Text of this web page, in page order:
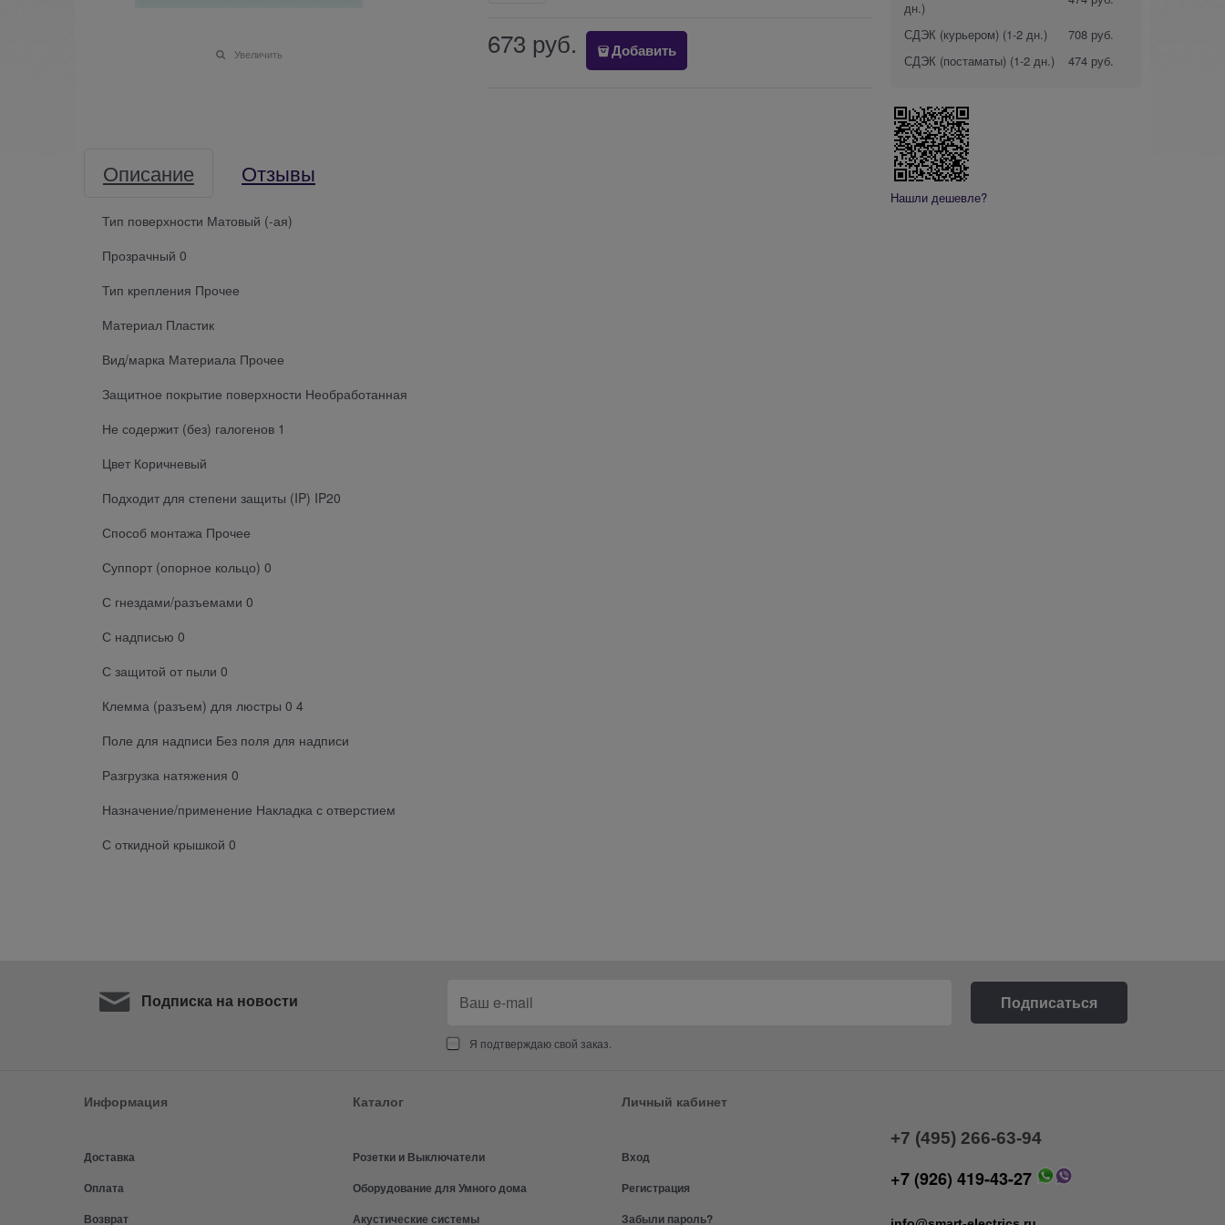
Увеличить 673 руб. Добавить
Описание Отзывы
Тип поверхности Матовый (-ая)
Прозрачный 0
Тип крепления Прочее
Материал Пластик
Вид/марка Материала Прочее
Защитное покрытие поверхности Необработанная
Не содержит (без) галогенов 1
Цвет Коричневый
Подходит для степени защиты (IP) IP20
Способ монтажа Прочее
Суппорт (опорное кольцо) 0
С гнездами/разъемами 0
С надписью 0
С защитой от пыли 0
Клемма (разъем) для люстры 0 4
Поле для надписи Без поля для надписи
Разгрузка натяжения 0
Назначение/применение Накладка с отверстием
С откидной крышкой 0
дн.)
СДЭК (курьером) (1-2 дн.)
708 руб.
СДЭК (постаматы) (1-2 дн.) 474 руб.
Нашли дешевле?
Подписка на новости
Я подтверждаю свой заказ.
Информация
Доставка
Оплата
Возврат
Каталог
Розетки и Выключатели
Оборудование для Умного дома
Акустические системы
Личный кабинет
Вход
Регистрация
Забыли пароль?
+7 (495) 266-63-94
+7 (926) 419-43-27